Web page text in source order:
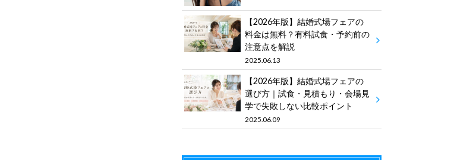
【2026年版】結婚式場フェアの
料金は無料？有料試食・予約前の
注意点を解説
2025.06.13
【2026年版】結婚式場フェアの
選び方｜試食・見積もり・会場見
学で失敗しない比較ポイント
2025.06.09